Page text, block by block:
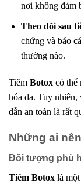
nơi không đảm
Theo dõi sau
chứng và báo
thường nào.
Tiêm Botox có thể
hóa da. Tuy nhiên,
dẫn an toàn là rất
Những ai
Đối tượng phù
Tiêm Botox là